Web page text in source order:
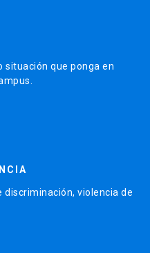
situación que ponga en
discriminación, violencia de